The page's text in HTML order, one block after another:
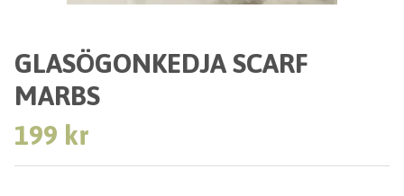
GLASÖGONKEDJA SCARF
MARBS
199 kr